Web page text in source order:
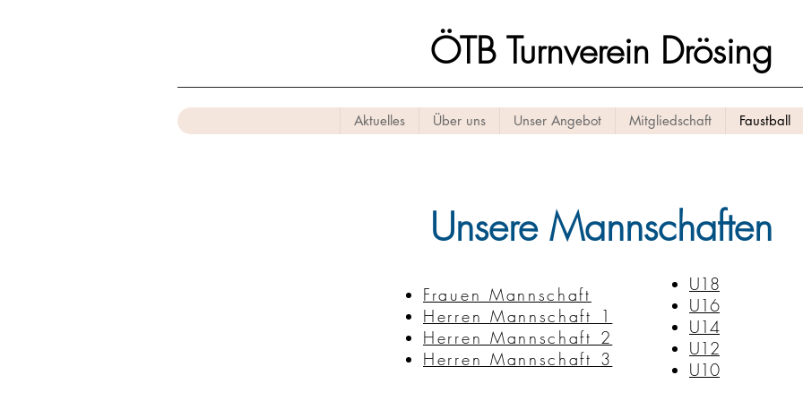
ÖTB Turnverein Drösing
Aktuelles Über uns Unser Angebot Mitgliedschaft Faustball
Unsere Mannschaften
Frauen Mannschaft
Herren Mannschaft 1
Herren Mannschaft 2
Herren Mannschaft 3
U18
U16
U14
U12
U10